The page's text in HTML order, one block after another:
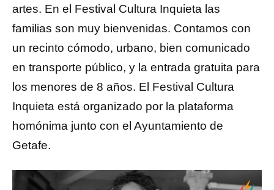
artes. En el Festival Cultura Inquieta las
familias son muy bienvenidas. Contamos con
un recinto cómodo, urbano, bien comunicado
en transporte público, y la entrada gratuita para
los menores de 8 años. El Festival Cultura
Inquieta está organizado por la plataforma
homónima junto con el Ayuntamiento de
Getafe.